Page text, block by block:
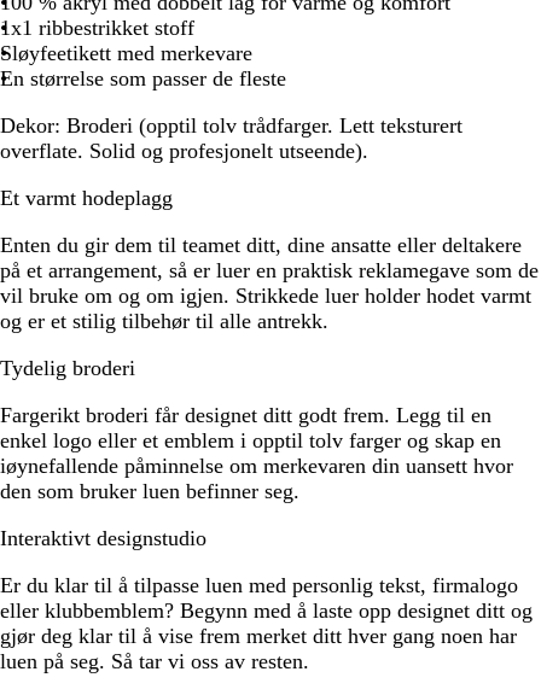
n
n
n
s
j
t1x1 ribbestrikket stoff
Sløyfeetikett med merkevare
En størrelse som passer de fleste
Dekor: Broderi (opptil tolv trådfarger. Lett teksturert
overflate. Solid og profesjonelt utseende).
Et varmt hodeplagg
Enten du gir dem til teamet ditt, dine ansatte eller deltakere
på et arrangement, så er luer en praktisk reklamegave som de
vil bruke om og om igjen. Strikkede luer holder hodet varmt
og er et stilig tilbehør til alle antrekk.
Tydelig broderi
Fargerikt broderi får designet ditt godt frem. Legg til en
enkel logo eller et emblem i opptil tolv farger og skap en
iøynefallende påminnelse om merkevaren din uansett hvor
den som bruker luen befinner seg.
Interaktivt designstudio
Er du klar til å tilpasse luen med personlig tekst, firmalogo
eller klubbemblem? Begynn med å laste opp designet ditt og
gjør deg klar til å vise frem merket ditt hver gang noen har
luen på seg. Så tar vi oss av resten.